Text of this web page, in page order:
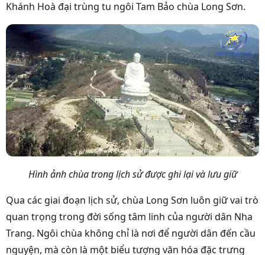
Khánh Hoà đại trùng tu ngôi Tam Bảo chùa Long Sơn.
Hình ảnh chùa trong lịch sử được ghi lại và lưu giữ
Qua các giai đoạn lịch sử, chùa Long Sơn luôn giữ vai trò
quan trọng trong đời sống tâm linh của người dân Nha
Trang. Ngôi chùa không chỉ là nơi để người dân đến cầu
nguyện, mà còn là một biểu tượng văn hóa đặc trưng